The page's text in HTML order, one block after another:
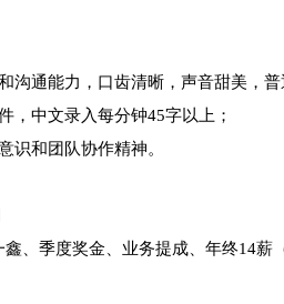
沟通能力，口齿清晰，声音甜美，普
，中文录入每分钟45字以上；
识和团队协作精神。
、季度奖金、业务提成、年终14薪